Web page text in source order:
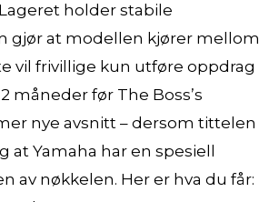
holder stabile
gjør at modellen kjører mellom
vil frivillige kun utføre oppdrag
måneder før The Boss’s
nye avsnitt – dersom tittelen
at Yamaha har en spesiell
av nøkkelen. Her er hva du får: